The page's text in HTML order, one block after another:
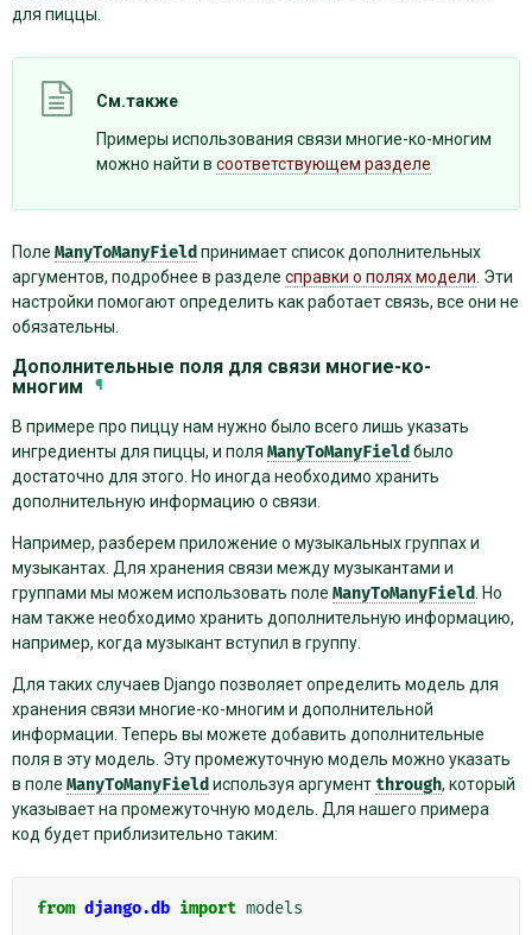
для пиццы.
См.также
Примеры использования связи многие-ко-многим
можно найти в соответствующем разделе
Поле ManyToManyField принимает список дополнительных
аргументов, подробнее в разделе справки о полях модели . Эти
настройки помогают определить как работает связь, все они не
обязательны.
Дополнительные поля для связи многие-ко-
многим
¶
В примере про пиццу нам нужно было всего лишь указать
ингредиенты для пиццы, и поля ManyToManyField было
достаточно для этого. Но иногда необходимо хранить
дополнительную информацию о связи.
Например, разберем приложение о музыкальных группах и
музыкантах. Для хранения связи между музыкантами и
группами мы можем использовать поле ManyToManyField . Но
нам также необходимо хранить дополнительную информацию,
например, когда музыкант вступил в группу.
Для таких случаев Django позволяет определить модель для
хранения связи многие-ко-многим и дополнительной
информации. Теперь вы можете добавить дополнительные
поля в эту модель. Эту промежуточную модель можно указать
в поле ManyToManyField используя аргументthrough, который
указывает на промежуточную модель. Для нашего примера
код будет приблизительно таким:
from django.db import models